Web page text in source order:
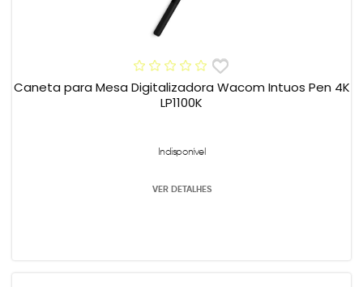
Caneta para Mesa Digitalizadora Wacom Intuos Pen 4K
LP1100K
Indisponível
VER DETALHES